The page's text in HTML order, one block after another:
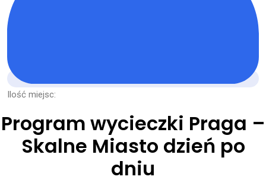
Ilość miejsc:
Program wycieczki Praga –
Skalne Miasto dzień po
dniu